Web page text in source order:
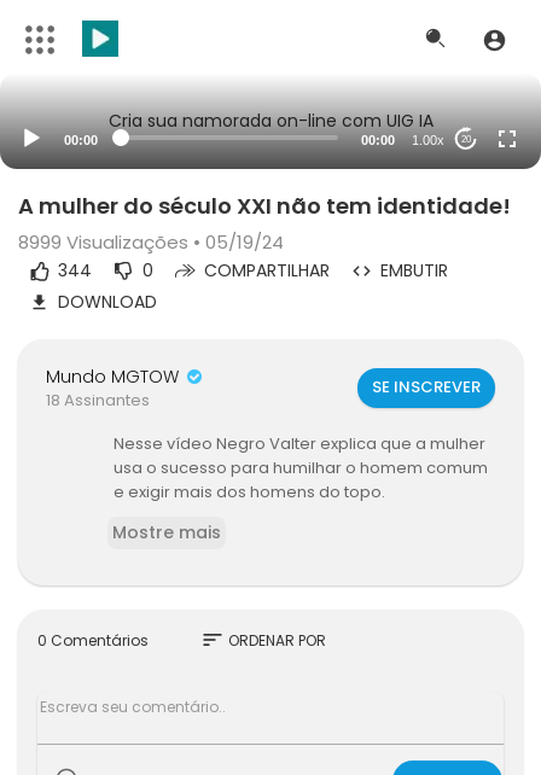
Cria sua namorada on-line com UIG IA
00:00 00:00 1.00x 20
A mulher do século XXI não tem identidade!
8999 Visualizações • 05/19/24
344 0 COMPARTILHAR
EMBUTIR
DOWNLOAD
Mundo MGTOW
18 Assinantes
SE INSCREVER
Nesse vídeo Negro Valter explica que a mulher
usa o sucesso para humilhar o homem comum
e exigir mais dos homens do topo.
Mostre mais
0 Comentários sort ORDENAR POR